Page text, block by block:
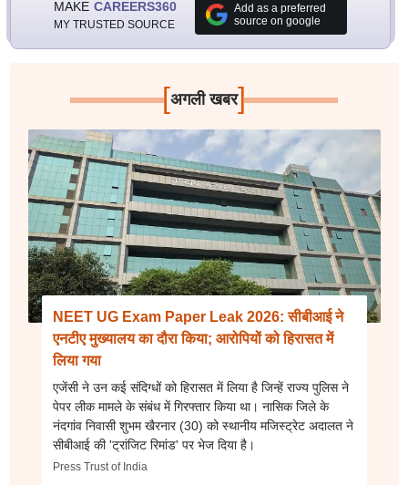
MAKE CAREERS360
MY TRUSTED SOURCE
Add as a preferred
source on google
[अगली खबर]
NEET UG Exam Paper Leak 2026: सीबीआई ने
एनटीए मुख्यालय का दौरा किया; आरोपियों को हिरासत में
लिया गया
एजेंसी ने उन कई संदिग्धों को हिरासत में लिया है जिन्हें राज्य पुलिस ने
पेपर लीक मामले के संबंध में गिरफ्तार किया था। नासिक जिले के
नंदगांव निवासी शुभम खैरनार (30) को स्थानीय मजिस्ट्रेट अदालत ने
सीबीआई की 'ट्रांजिट रिमांड' पर भेज दिया है।
Press Trust of India